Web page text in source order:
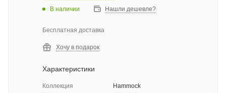
В наличии Нашли дешевле?
Бесплатная доставка
Хочу в подарок
Характеристики
Коллекция
Hammock